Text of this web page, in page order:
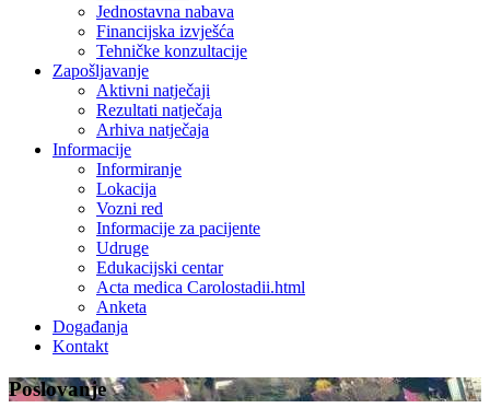
Jednostavna nabava
Financijska izvješća
Tehničke konzultacije
Zapošljavanje
Aktivni natječaji
Rezultati natječaja
Arhiva natječaja
Informacije
Informiranje
Lokacija
Vozni red
Informacije za pacijente
Udruge
Edukacijski centar
Acta medica Carolostadii.html
Anketa
Događanja
Kontakt
Poslovanje